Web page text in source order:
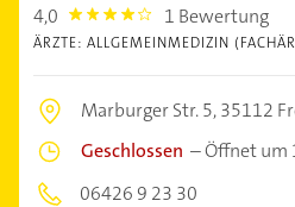
4,0 4.0 1 Bewertung
ÄRZTE: ALLGEMEINMEDIZIN
Marburger Str. 5,35112
Geschlossen –Öffnet um
06426 9 23 30